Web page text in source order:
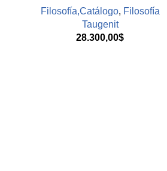
Filosofía,Catálogo, Filosofía
Taugenit
28.300,00$